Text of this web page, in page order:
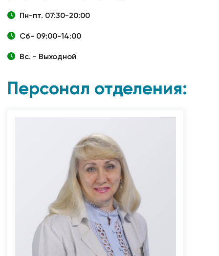
Пн-пт. 07:30-20:00
Сб- 09:00-14:00
Вс. - Выходной
Персонал отделения: